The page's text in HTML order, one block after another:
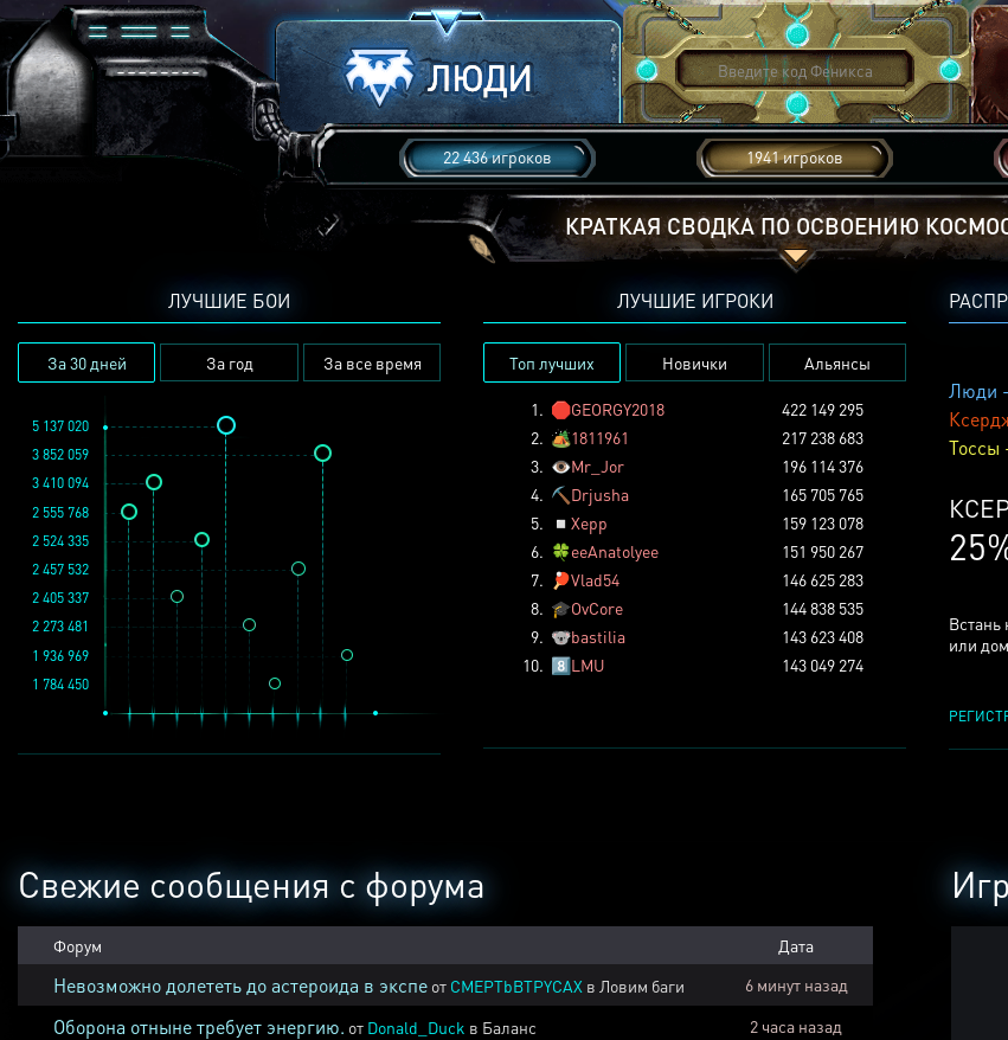
22 436 игроков 1941 игроков
КРАТКАЯ СВОДКА ПО ОСВОЕНИЮ
Люди
Тоссы
Встань
или
ЛУЧШИЕ БОИ
За 30 дней За год За все время
1 936 969
3 852 059
2 457 532
1 784 450
2 273 481
5 137 020
2 524 335
2 405 337
3 410 094
2 555 768
ЛУЧШИЕ ИГРОКИ
Топ лучших Новички Альянсы
1. 🛑GEORGY2018
422 149 295
2. 🏕️1811961
217 238 683
3. 👁️Mr_Jor
196 114 376
4. ⛏️ Drjusha
165 705 765
5.
◽ Xepp
159 123 078
6. 🍀eeAnatolyee
151 950 267
7.
🏓Vlad54
146 625 283
8. 🎓OvCore
144 838 535
9. 🐨bastilia
143 623 408
10. 8️⃣LMU 143 049 274
Свежие сообщения с форума
Форум Дата
Невозможно долететь до астероида в экспе от CMEPTbBTPYCAX в Ловим баги 6 минут назад
Оборона отныне требует энергию. от Donald_Duck в Баланс 2 часа назад